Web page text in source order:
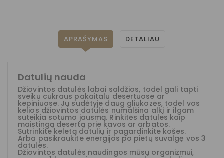
APRAŠYMAS DETALIAU
Datulių nauda
Džiovintos datulės labai saldžios, todėl gali tapti
sveiku cukraus pakaitalu desertuose ar
kepiniuose. Jų sudėtyje daug gliukozės, todėl vos
kelios džiovintos datulės numalšina alkį ir ilgam
suteikia sotumo jausmą. Rinkitės datules kaip
maistingą desertą prie kavos ar arbatos.
Sutrinkite keletą datulių ir pagardinkite košes.
Arba pasikraukite energijos po pietų suvalgę vos 3
datules.
Džiovintos datulės naudingos mūsų organizmui,